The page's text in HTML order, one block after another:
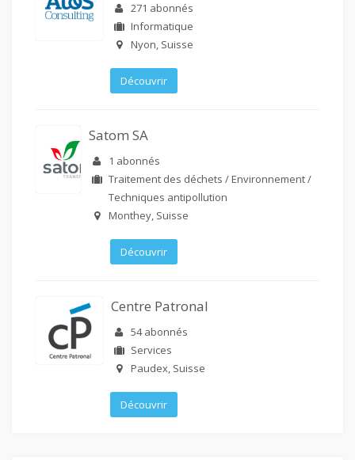
271 abonnés
Informatique
Nyon, Suisse
Découvrir
Satom SA
1 abonnés
Traitement des déchets / Environnement /
Techniques antipollution
Monthey, Suisse
Découvrir
Centre Patronal
54 abonnés
Services
Paudex, Suisse
Découvrir